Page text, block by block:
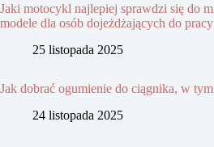
Jaki motocykl najlepiej sprawdzi się do
modele dla osób dojeżdżających do pracy
25 listopada 2025
Jak dobrać ogumienie do ciągnika, w
24 listopada 2025